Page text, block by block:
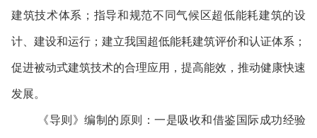
建筑技术体系；指导和规范不同气候区超低能耗建筑的设
计、建设和运行；建立我国超低能耗建筑评价和认证体系；
促进被动式建筑技术的合理应用，提高能效，推动健康快速
发展。
《导则》编制的原则：一是吸收和借鉴国际成功经验